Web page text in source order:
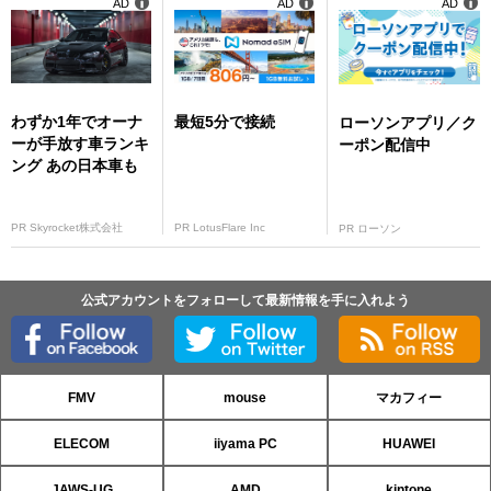
わずか1年でオーナ
ーが手放す車ランキ
ング あの日本車も
PR Skyrocket株式会社
AD
最短5分で接続
PR LotusFlare Inc
AD
ローソンアプリ／ク
ーポン配信中
PR ローソン
AD
公式アカウントをフォローして最新情報を手に入れよう
FMV mouse マカフィー
ELECOM iiyama PC HUAWEI